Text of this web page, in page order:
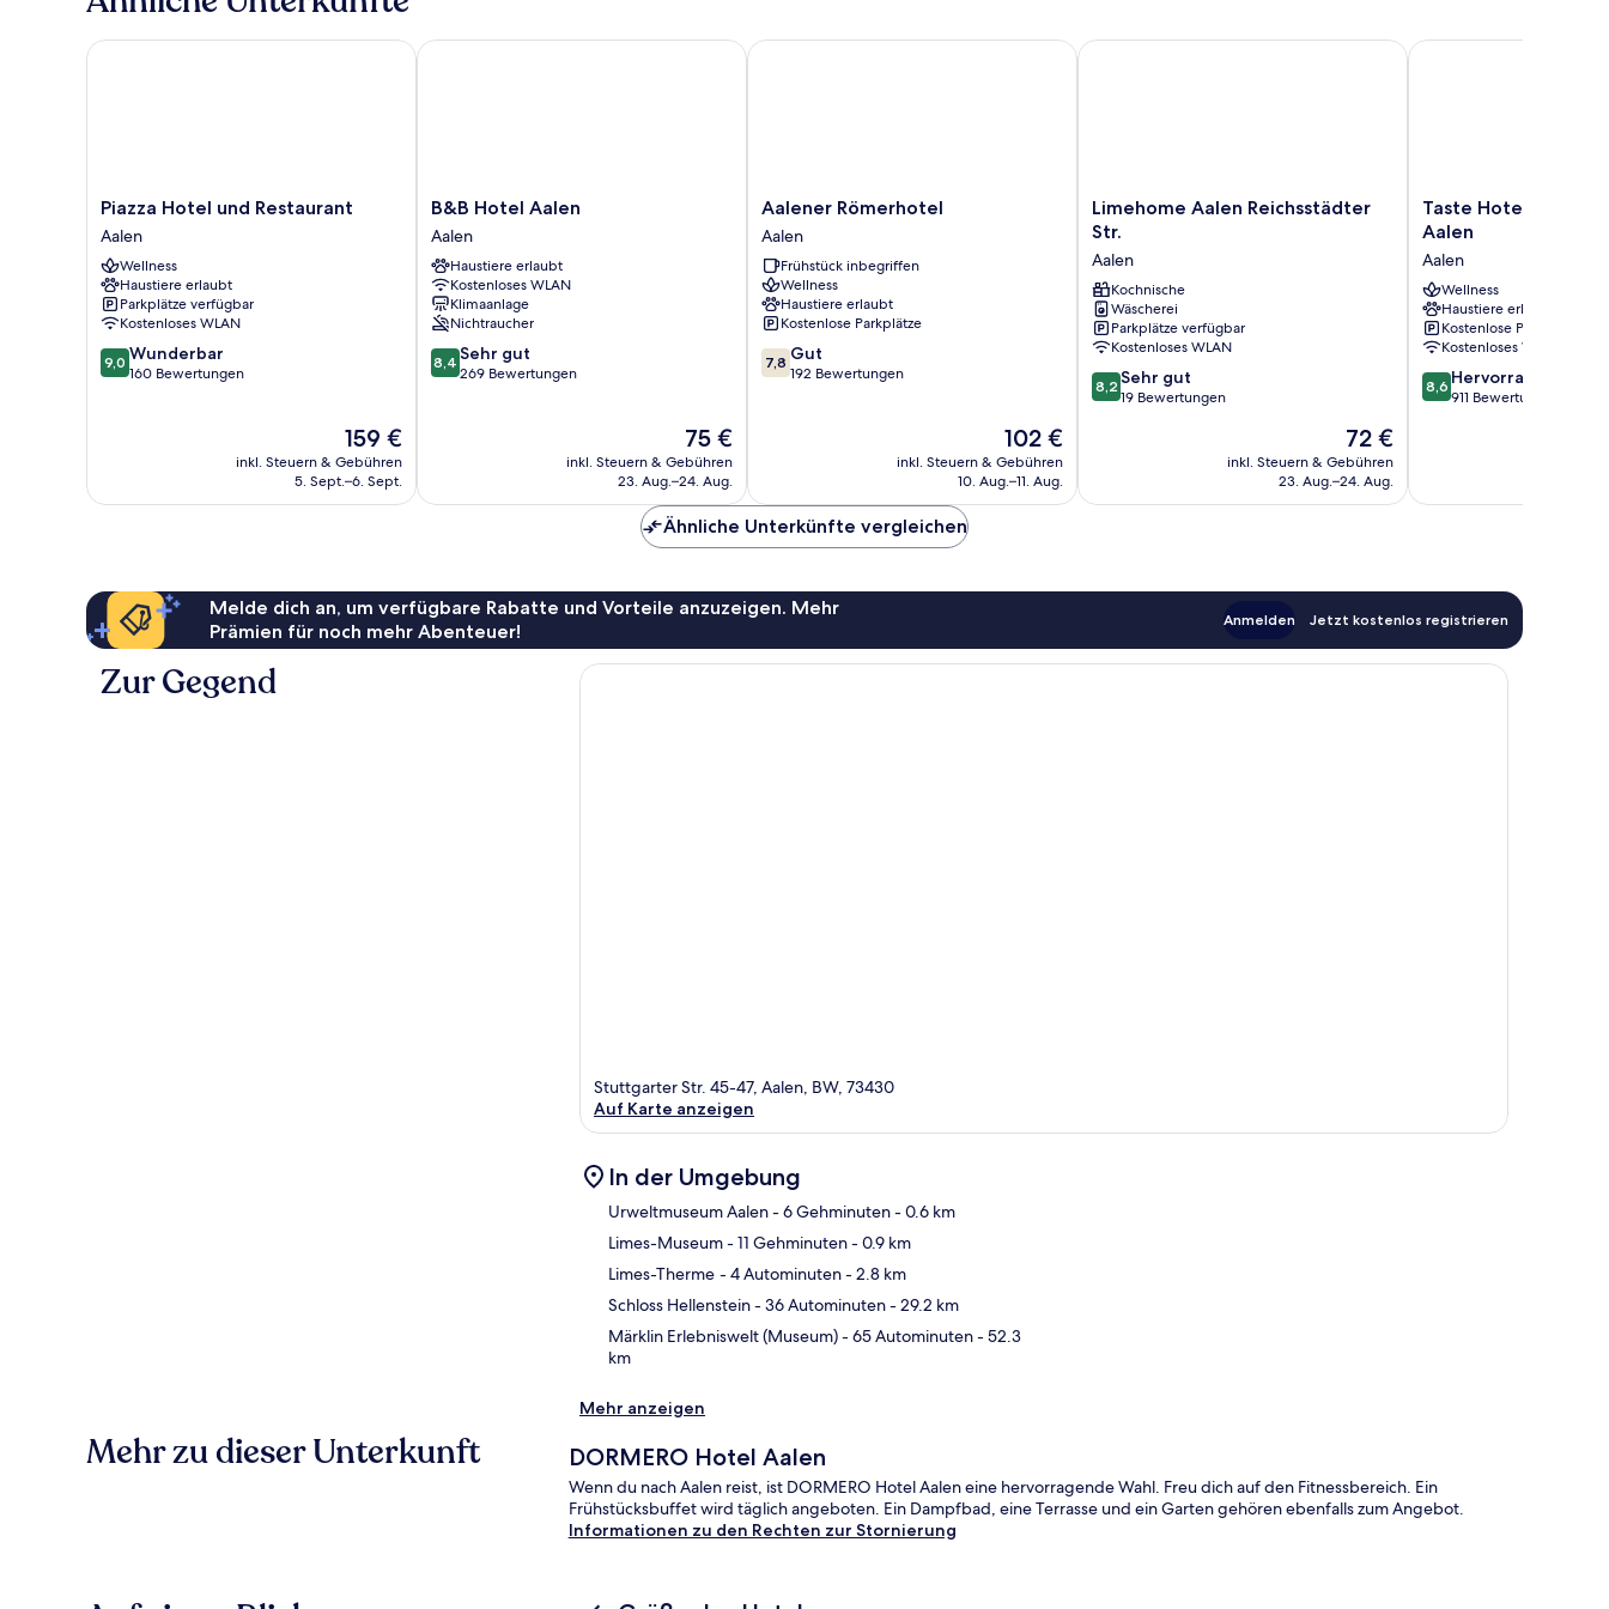
Piazza
Hotel
und
Restaurant
Aalen
Piazza Hotel und Restaurant
Aalen
Wellness
Haustiere erlaubt
Parkplätze verfügbar
Kostenloses WLAN
9.0
von
9,0 Wunderbar
160 Bewertungen
Der
Preis
beträgt
159 €
inkl. Steuern & Gebühren
5. Sept.–6. Sept.
Piazza Hotel und Restaurant
B&B
Hotel
Aalen
Aalen
B&B Hotel Aalen
Aalen
Haustiere erlaubt
Kostenloses WLAN
Klimaanlage
Nichtraucher
8.4
von
8,4 Sehr gut
269 Bewertungen
Der
Preis
beträgt
75 €
inkl. Steuern & Gebühren
23. Aug.–24. Aug.
B&B Hotel Aalen
Aalener
Römerhotel
Aalen
Aalener Römerhotel
Aalen
Frühstück inbegriffen
Wellness
Haustiere erlaubt
Kostenlose Parkplätze
7.8
von
7,8 Gut
192 Bewertungen
Der
Preis
beträgt
102 €
inkl. Steuern & Gebühren
10. Aug.–11. Aug.
Aalener Römerhotel
Limehome
Aalen
Str.
Aalen
Limehome Aalen Reichsstädter
Str.
Aalen
Kochnische
Wäscherei
Parkplätze verfügbar
Kostenloses WLAN
8.2
von
Bewertungen
8,2 Sehr gut
19 Bewertungen
Der
Preis
beträgt
72 €
inkl. Steuern & Gebühren
23. Aug.–24. Aug.
Limehome Aalen Reichsstädter Str.
Taste
Hotel
Thermen
Aalen
Aalen
Taste Hotel Limes
Aalen
Aalen
Wellness
Haustiere erlaubt
Kostenlose Parkplätze
Kostenloses WLAN
8.6
von
8,6 Hervorragend
911 Bewertungen
Taste Hotel Limes
Ähnliche Unterkünfte vergleichen
Melde dich an, um verfügbare Rabatte und Vorteile anzuzeigen. Mehr
Prämien für noch mehr Abenteuer!
Anmelden Jetzt kostenlos registrieren
Zur Gegend
Stuttgarter Str. 45-47, Aalen, BW, 73430
Auf Karte anzeigen
In der Umgebung
Urweltmuseum Aalen- 6 Gehminuten- 0.6 km
Limes-Museum- 11 Gehminuten- 0.9 km
Limes-Therme - 4 Autominuten- 2.8 km
Schloss Hellenstein- 36 Autominuten- 29.2 km
Märklin Erlebniswelt (Museum)- 65 Autominuten- 52.3
km
Mehr anzeigen
Mehr zu dieser Unterkunft DORMERO Hotel Aalen
Wenn du nach Aalen reist, ist DORMERO Hotel Aalen eine hervorragende Wahl. Freu dich auf den Fitnessbereich. Ein
Frühstücksbuffet wird täglich angeboten. Ein Dampfbad, eine Terrasse und ein Garten gehören ebenfalls zum Angebot.
Informationen zu den Rechten zur Stornierung